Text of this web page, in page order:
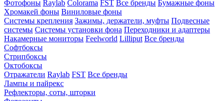
Фотофоны Raylab Colorama FST Все бренды Бумажные фоны
Хромакей фоны Виниловые фоны
Системы крепления Зажимы, держатели, муфты Подвесные
системы Системы установки фона Переходники и адаптеры
Накамерные мониторы Feelworld Lilliput Все бренды
Софтбоксы
Стрипбоксы
Октобоксы
Отражатели Raylab FST Все бренды
Лампы и пайрекс
Рефлекторы, соты, шторки